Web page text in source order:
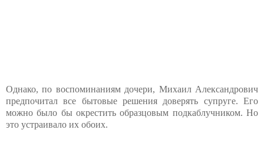
Однако, по воспоминаниям дочери, Михаил Александрович
предпочитал все бытовые решения доверять супруге. Его
можно было бы окрестить образцовым подкаблучником. Но
это устраивало их обоих.